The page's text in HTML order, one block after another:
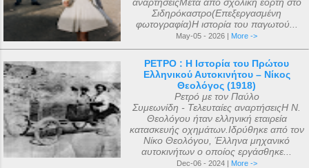
Σιδηρόκαστρο(Επεξεργασμένη
φωτογραφία)Η ιστορία του παγωτού...
May-05 - 2026 | More ->
ΡΕΤΡΟ : Η Ιστορία του Πρώτου
Ελληνικού Αυτοκινήτου – Νίκος
Θεολόγος (1918)
Ρετρό με τον Παύλο
Συμεωνίδη - Τελευταίες αναρτήσειςΗ Ν.
Θεολόγου ήταν ελληνική εταιρεία
κατασκευής οχημάτων.Ιδρύθηκε από τον
Νίκο Θεολόγου, Έλληνα μηχανικό
αυτοκινήτων ο οποίος εργάσθηκε...
Dec-06 - 2024 | More ->